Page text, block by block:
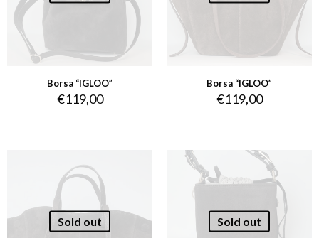
Borsa “IGLOO”
€119,00
Borsa “IGLOO”
€119,00
Sold out Sold out